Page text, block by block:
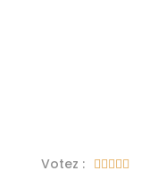
Votez :     